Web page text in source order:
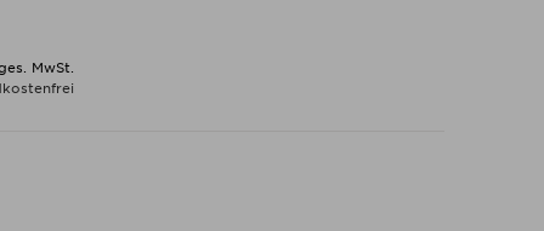
MwSt.